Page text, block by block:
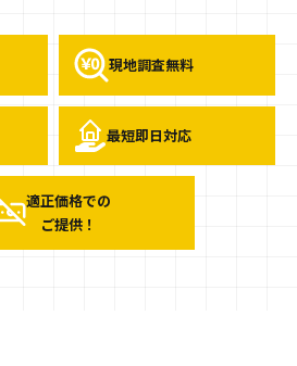
現地調査無料
最短即日対応
適正価格での
ご提供！